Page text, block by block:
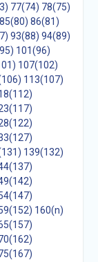
77(74) 78(75)
85(80) 86(81)
93(88) 94(89)
101(96)
107(102)
113(107)
139(132)
160(n)